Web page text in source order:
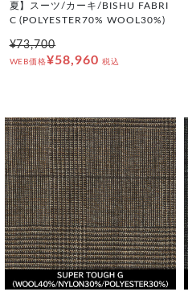
夏】スーツ/カーキ/BISHU FABRI
C (POLYESTER70% WOOL30%)
¥73,700
WEB価格¥58,960 税込